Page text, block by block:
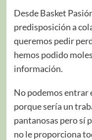
Desde Basket
predisposición a
queremos pedir
hemos podido
información.
No podemos entrar
porque sería un
pantanosas pero sí
no le proporciona